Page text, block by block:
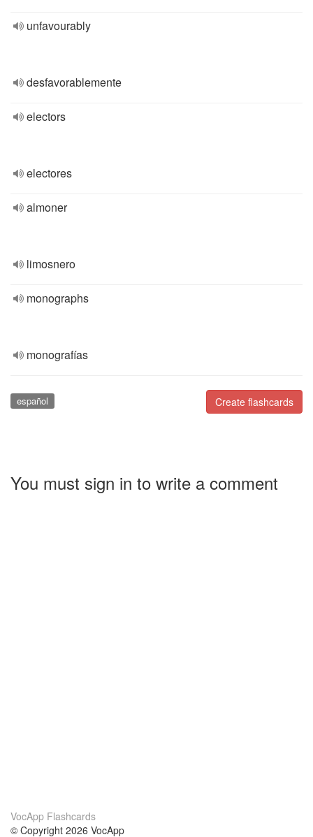
unfavourably
desfavorablemente
electors
electores
almoner
limosnero
monographs
monografías
Create flashcards
español
You must sign in to write a comment
VocApp Flashcards
© Copyright 2026 VocApp